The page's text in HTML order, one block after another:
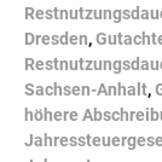
Dresden,
Sachsen-Anhalt,
höhere